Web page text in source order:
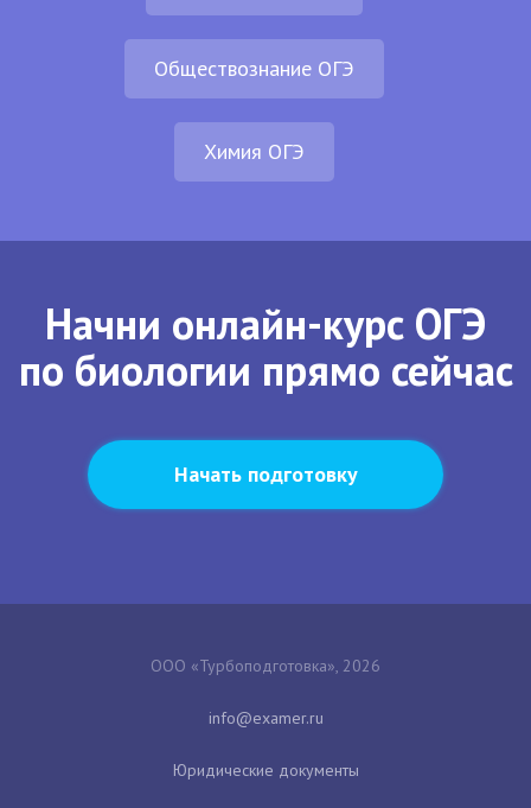
Обществознание ОГЭ
Химия ОГЭ
Начни онлайн-курс ОГЭ
по биологии прямо сейчас
Начать подготовку
ООО «Турбоподготовка», 2026
Юридические документы